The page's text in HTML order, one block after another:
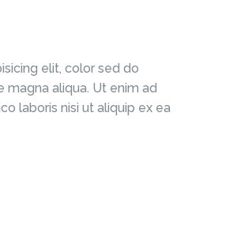
elit, color sed do
aliqua. Ut enim ad
laboris nisi ut aliquip ex ea